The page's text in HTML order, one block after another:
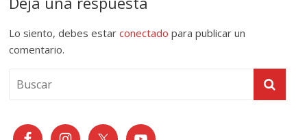
Lo siento, debes estarconectado para publicar un
comentario.